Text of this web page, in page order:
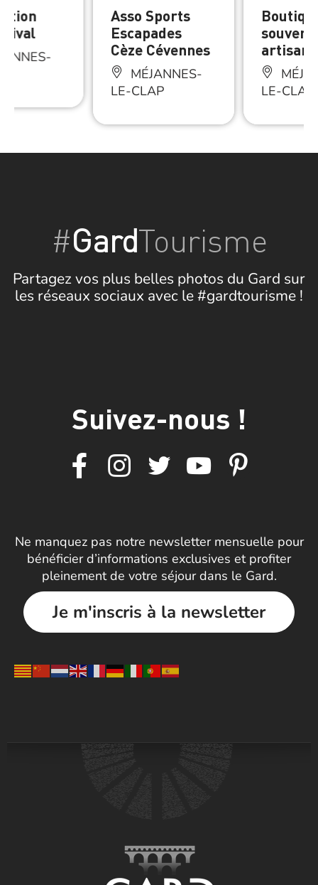
Asso Sports
Escapades
Cèze Cévennes
MÉJANNES-
LE-CLAP
LE-CLAP
#GardTourisme
Partagez vos plus belles photos du Gard sur
les réseaux sociaux avec le #gardtourisme !
Suivez-nous !
Ne manquez pas notre newsletter mensuelle pour
bénéficier d’informations exclusives et profiter
pleinement de votre séjour dans le Gard.
Je m'inscris à la newsletter